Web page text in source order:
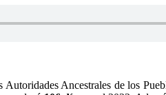
Ancestrales de los